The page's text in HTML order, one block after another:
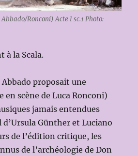
Abbado/Ronconi) Acte I sc.1 Photo:
à la Scala.
Abbado proposait une
en scène de Luca Ronconi)
jamais entendues
Günther et Luciano
de l’édition critique, les
de l’archéologie de Don